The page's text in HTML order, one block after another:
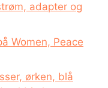
adapter og
Women, Peace
ørken, blå